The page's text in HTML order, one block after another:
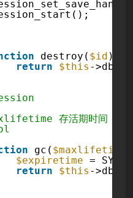
destroy( $id ) {
return
$this ->db->
存活期时间
gc( $maxlifetime
$expiretime =
return
$this ->db->